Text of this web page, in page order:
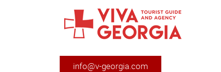
info@v-georgia.com